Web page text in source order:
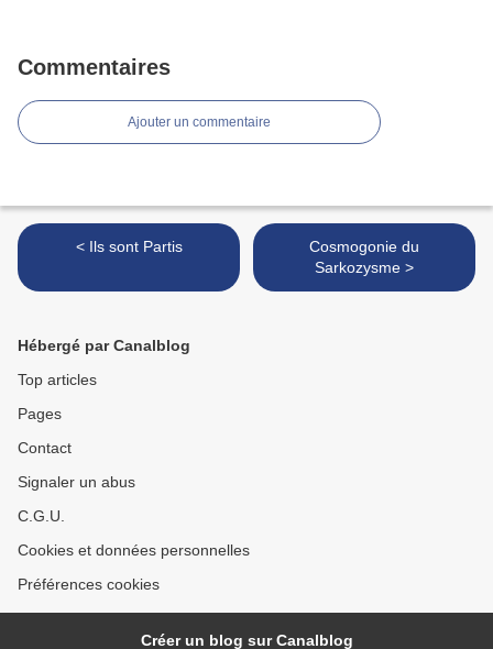
Commentaires
Ajouter un commentaire
< Ils sont Partis
Cosmogonie du
Sarkozysme >
Hébergé par Canalblog
Top articles
Pages
Contact
Signaler un abus
C.G.U.
Cookies et données personnelles
Préférences cookies
Créer un blog sur Canalblog